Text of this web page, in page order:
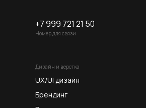
+7 999 721 21 50
Дизайн и верстка
Номер для связи
Брендинг
UX/UI дизайн